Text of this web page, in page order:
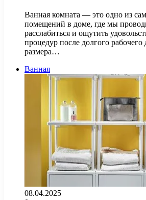
Ванная комната — это одно из
помещений в доме, где мы
расслабиться и ощутить
процедур после долгого
размера…
Ванная
08.04.2025